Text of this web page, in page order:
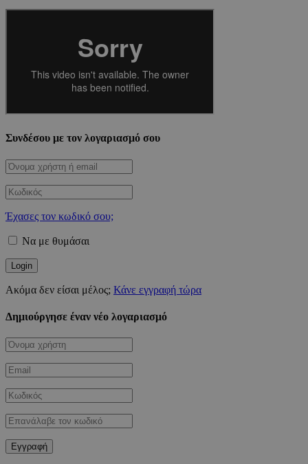
Συνδέσου με τον λογαριασμό σου
Έχασες τον κωδικό σου;
Να με θυμάσαι
Ακόμα δεν είσαι μέλος; Κάνε εγγραφή τώρα
Δημιούργησε έναν νέο λογαριασμό